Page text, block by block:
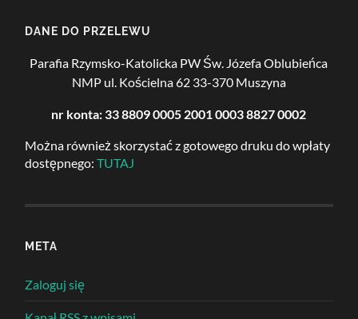
DANE DO PRZELEWU
Parafia Rzymsko-Katolicka PW Św. Józefa Oblubieńca
NMP ul. Kościelna 62 33-370 Muszyna
nr konta: 33 8809 0005 2001 0003 8827 0002
Można również skorzystać z gotowego druku do wpłaty
dostępnego: TUTAJ
META
Zaloguj się